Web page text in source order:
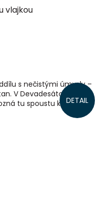
vlajkou
DETAIL
s nečistými úmysly –
V Devadesátce se mu
tu spoustu kamarádů